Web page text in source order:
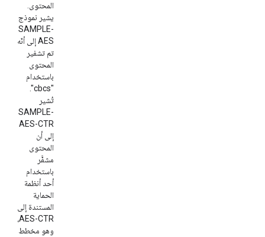
المحتوى.
يشير نموذج
SAMPLE-
AES إلى أنّه
تم تشفير
المحتوى
باستخدام
"cbcs".
تُشير
SAMPLE-
AES-CTR
إلى أن
المحتوى
مشفَّر
باستخدام
أحد أنظمة
الحماية
المستندة إلى
AES-CTR،
وهو مخطط